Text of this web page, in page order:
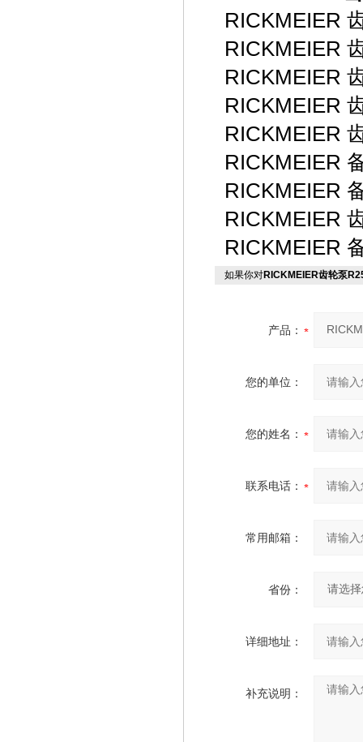
RICKMEIER
RICKMEIER
RICKMEIER
RICKMEIER
RICKMEIER
RICKMEIER
RICKMEIER
RICKMEIER
RICKMEIER
如果你对RICKMEIER齿轮泵
产品：
您的单位：
您的姓名：
联系电话：
常用邮箱：
省份：
详细地址：
补充说明：